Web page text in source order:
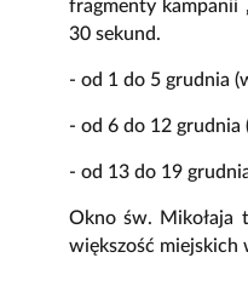
fragmenty kampanii
30 sekund.
- od 1 do 5 grudnia
- od 6 do 12 grudnia
- od 13 do 19
Okno św. Mikołaja
większość miejskich